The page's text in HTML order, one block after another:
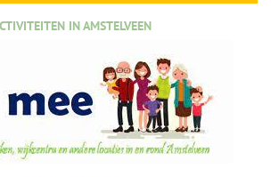
IN AMSTELVEEN